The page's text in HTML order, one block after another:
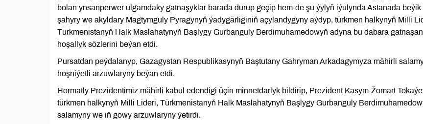
bolan ynsanperwer ulgamdaky gatnaşyklar barada durup geçip hem-de şu ýylyň iýulynda Astanada beýik
şahyry we akyldary Magtymguly Pyragynyň ýadygärliginiň açylandygyny aýdyp, türkmen halkynyň Milli
Türkmenistanyň Halk Maslahatynyň Başlygy Gurbanguly Berdimuhamedowyň adyna bu dabara
hoşallyk sözlerini beýan etdi.
Pursatdan peýdalanyp, Gazagystan Respublikasynyň Baştutany Gahryman Arkadagymyza mähirli
hoşniýetli arzuwlaryny beýan etdi.
Hormatly Prezidentimiz mähirli kabul edendigi üçin minnetdarlyk bildirip, Prezident Kasym-Žomart
türkmen halkynyň Milli Lideri, Türkmenistanyň Halk Maslahatynyň Başlygy Gurbanguly
salamyny we iň gowy arzuwlaryny ýetirdi.